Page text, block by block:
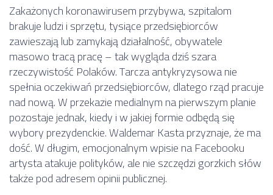
Zakażonych koronawirusem przybywa, szpitalom
brakuje ludzi i sprzętu, tysiące przedsiębiorców
zawieszają lub zamykają działalność, obywatele
masowo tracą pracę – tak wygląda dziś szara
rzeczywistość Polaków. Tarcza antykryzysowa nie
spełnia oczekiwań przedsiębiorców, dlatego rząd pracuje
nad nową. W przekazie medialnym na pierwszym planie
pozostaje jednak, kiedy i w jakiej formie odbędą się
wybory prezydenckie. Waldemar Kasta przyznaje, że ma
dość. W długim, emocjonalnym wpisie na Facebooku
artysta atakuje polityków, ale nie szczędzi gorzkich słów
także pod adresem opinii publicznej.